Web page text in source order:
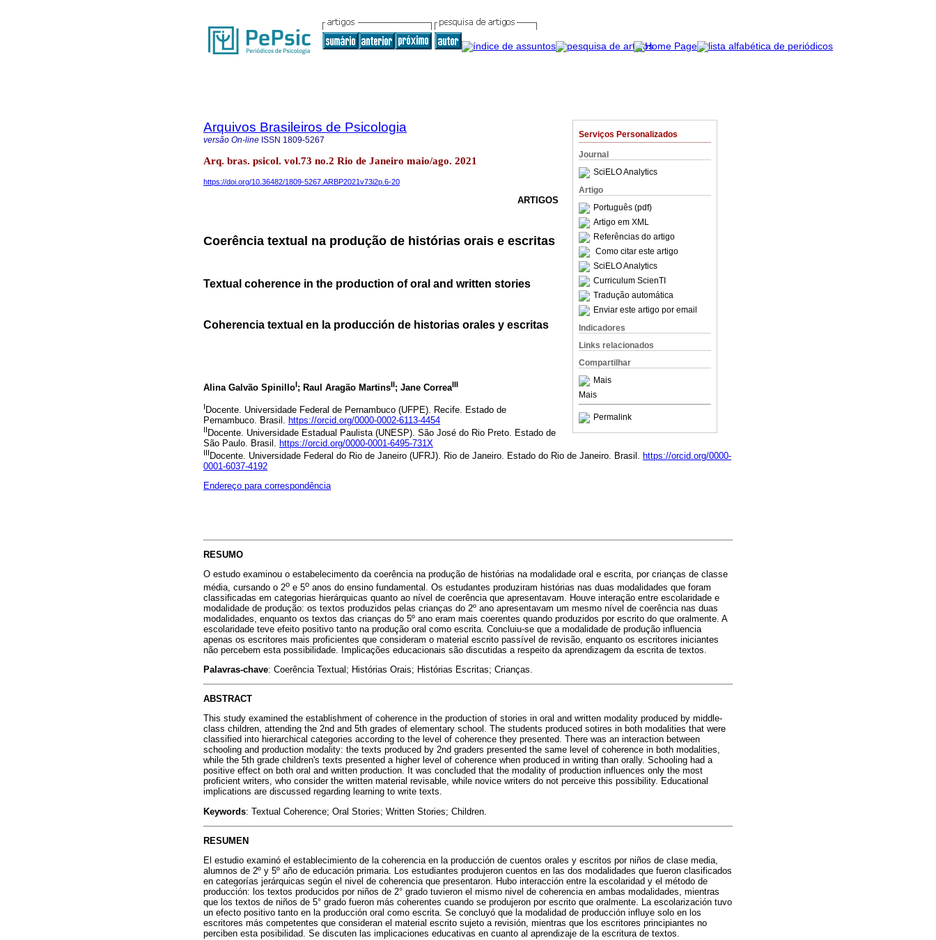
Serviços Personalizados
Journal
SciELO Analytics
Artigo
Português (pdf)
Artigo em XML
Referências do artigo
Como citar este artigo
SciELO Analytics
Curriculum ScienTI
Tradução automática
Enviar este artigo por email
Indicadores
Links relacionados
Compartilhar
Mais
Mais
Permalink
Arquivos Brasileiros de Psicologia
versão On-line ISSN 1809-5267
Arq. bras. psicol. vol.73 no.2 Rio de Janeiro maio/ago. 2021
https://doi.org/10.36482/1809-5267.ARBP2021v73i2p.6-20
ARTIGOS
Coerência textual na produção de histórias orais e escritas
Textual coherence in the production of oral and written stories
Coherencia textual en la producción de historias orales y escritas
Alina Galvão SpinilloI; Raul Aragão MartinsII; Jane CorreaIII
IDocente. Universidade Federal de Pernambuco (UFPE). Recife. Estado de
Pernambuco. Brasil. https://orcid.org/0000-0002-6113-4454
II Docente. Universidade Estadual Paulista (UNESP). São José do Rio Preto. Estado de
São Paulo. Brasil.
https://orcid.org/0000-0001-6495-731X
III Docente. Universidade Federal do Rio de Janeiro (UFRJ). Rio de Janeiro. Estado do Rio de Janeiro. Brasil. https://orcid.org/0000-
0001-6037-4192
Endereço para correspondência
RESUMO
O estudo examinou o estabelecimento da coerência na produção de histórias na modalidade oral e escrita, por crianças de classe
média, cursando o 2o e 5o anos do ensino fundamental. Os estudantes produziram histórias nas duas modalidades que foram
classificadas em categorias hierárquicas quanto ao nível de coerência que apresentavam. Houve interação entre escolaridade e
modalidade de produção: os textos produzidos pelas crianças do 2º ano apresentavam um mesmo nível de coerência nas duas
modalidades, enquanto os textos das crianças do 5º ano eram mais coerentes quando produzidos por escrito do que oralmente. A
escolaridade teve efeito positivo tanto na produção oral como escrita. Concluiu-se que a modalidade de produção influencia
apenas os escritores mais proficientes que consideram o material escrito passível de revisão, enquanto os escritores iniciantes
não percebem esta possibilidade. Implicações educacionais são discutidas a respeito da aprendizagem da escrita de textos.
Palavras-chave: Coerência Textual; Histórias Orais; Histórias Escritas; Crianças.
ABSTRACT
This study examined the establishment of coherence in the production of stories in oral and written modality produced by middle-
class children, attending the 2nd and 5th grades of elementary school. The students produced sotires in both modalities that were
classified into hierarchical categories according to the level of coherence they presented. There was an interaction between
schooling and production modality: the texts produced by 2nd graders presented the same level of coherence in both modalities,
while the 5th grade children's texts presented a higher level of coherence when produced in writing than orally. Schooling had a
positive effect on both oral and written production. It was concluded that the modality of production influences only the most
proficient writers, who consider the written material revisable, while novice writers do not perceive this possibility. Educational
implications are discussed regarding learning to write texts.
Keywords: Textual Coherence; Oral Stories; Written Stories; Children.
RESUMEN
El estudio examinó el establecimiento de la coherencia en la producción de cuentos orales y escritos por niños de clase media,
alumnos de 2º y 5º año de educación primaria. Los estudiantes produjeron cuentos en las dos modalidades que fueron clasificados
en categorías jerárquicas según el nivel de coherencia que presentaron. Hubo interacción entre la escolaridad y el método de
producción: los textos producidos por niños de 2° grado tuvieron el mismo nivel de coherencia en ambas modalidades, mientras
que los textos de niños de 5° grado fueron más coherentes cuando se produjeron por escrito que oralmente. La escolarización tuvo
un efecto positivo tanto en la producción oral como escrita. Se concluyó que la modalidad de producción influye solo en los
escritores más competentes que consideran el material escrito sujeto a revisión, mientras que los escritores principiantes no
perciben esta posibilidad. Se discuten las implicaciones educativas en cuanto al aprendizaje de la escritura de textos.